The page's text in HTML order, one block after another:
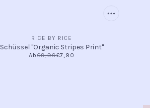
RICE BY RICE
Schüssel "Organic Stripes Print"
Ab€9,90€7,90